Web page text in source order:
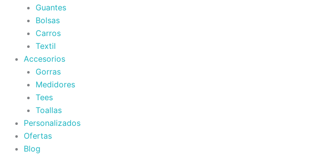
Guantes
Bolsas
Carros
Textil
Accesorios
Gorras
Medidores
Tees
Toallas
Personalizados
Ofertas
Blog